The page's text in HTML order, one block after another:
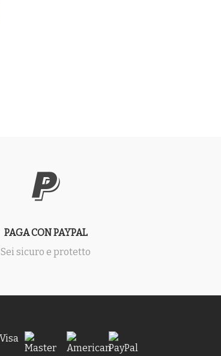
PAGA CON PAYPAL
Sei sicuro e protetto